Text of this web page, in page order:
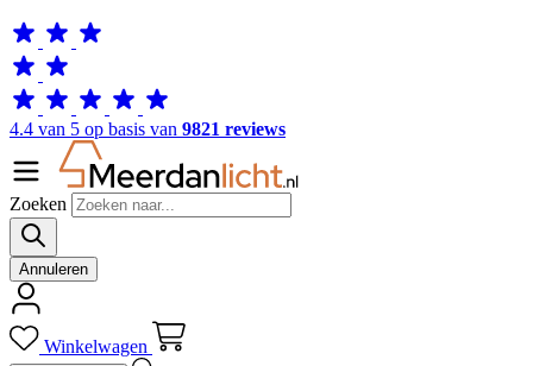
4.4 van 5 op basis van 9821 reviews
Zoeken
Annuleren
Winkelwagen